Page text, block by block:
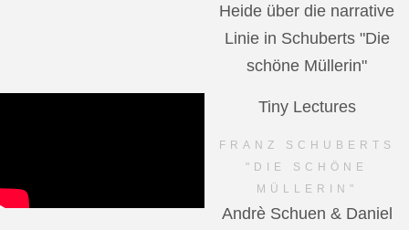
Heide über die narrative
Linie in Schuberts "Die
schöne Müllerin"
Tiny Lectures
FRANZ SCHUBERTS
"DIE SCHÖNE
MÜLLERIN"
Andrè Schuen & Daniel